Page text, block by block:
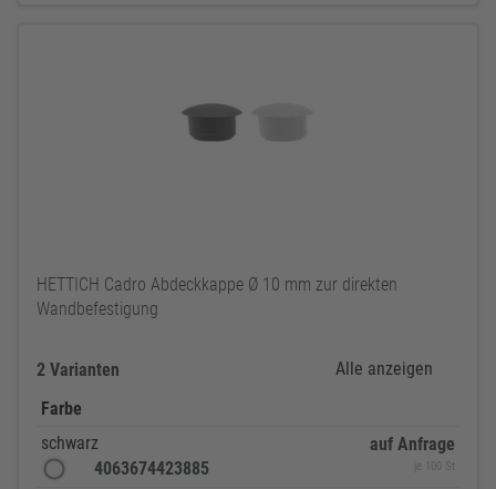
HETTICH Cadro Abdeckkappe Ø 10 mm zur direkten
Wandbefestigung
2 Varianten
Alle anzeigen
Farbe
schwarz
4063674423885
auf Anfrage
je 100 St